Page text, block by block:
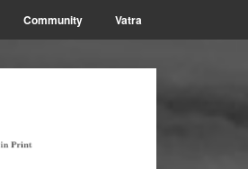
Community Vatra